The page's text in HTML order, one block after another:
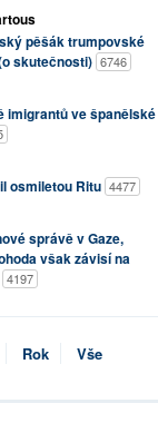
pěšák trumpovské
skutečnosti) 6746
imigrantů ve španělské
osmiletou Ritu 4477
správě v Gaze,
však závisí na
4197
Rok Vše